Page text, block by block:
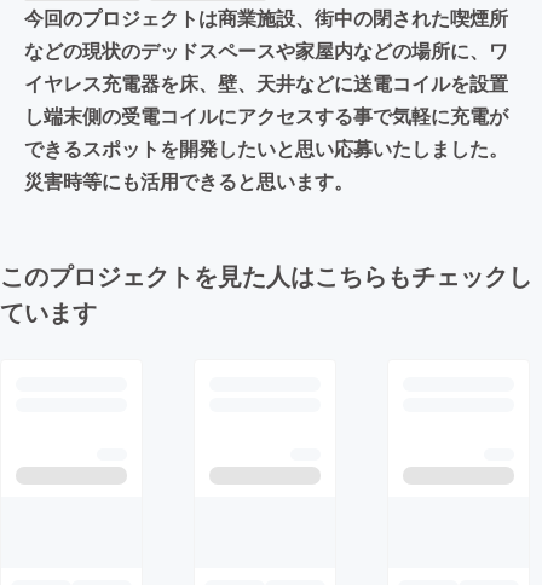
今回のプロジェクトは商業施設、街中の閉された喫煙所
などの現状のデッドスペースや家屋内などの場所に、ワ
イヤレス充電器を床、壁、天井などに送電コイルを設置
し端末側の受電コイルにアクセスする事で気軽に充電が
できるスポットを開発したいと思い応募いたしました。
災害時等にも活用できると思います。
このプロジェクトを見た人はこちらもチェックし
ています